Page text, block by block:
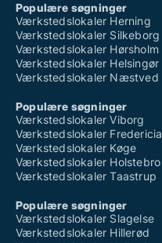
Populære søgninger
Værkstedslokaler Herning
Værkstedslokaler Silkeborg
Værkstedslokaler Hørsholm
Værkstedslokaler Helsingør
Værkstedslokaler Næstved
Populære søgninger
Værkstedslokaler Viborg
Værkstedslokaler Fredericia
Værkstedslokaler Køge
Værkstedslokaler Holstebro
Værkstedslokaler Taastrup
Populære søgninger
Værkstedslokaler Slagelse
Værkstedslokaler Hillerød